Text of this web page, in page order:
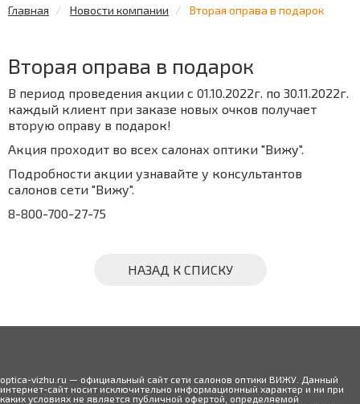
Главная Новости компании Вторая оправа в подарок
Вторая оправа в подарок
В период проведения акции с 01.10.2022г. по 30.11.2022г.
каждый клиент при заказе новых очков получает
вторую оправу в подарок!
Акция проходит во всех салонах оптики "Вижу".
Подробности акции узнавайте у консультантов
салонов сети "Вижу".
8-800-700-27-75
НАЗАД К СПИСКУ
optica-vizhu.ru — официальный сайт сети салонов оптики ВИЖУ. Данный
интернет-сайт носит исключительно информационный характер и ни при
каких условиях не является публичной офертой, определяемой